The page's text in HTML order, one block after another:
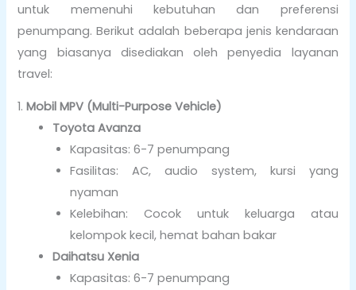
untuk memenuhi kebutuhan dan preferensi
penumpang. Berikut adalah beberapa jenis kendaraan
yang biasanya disediakan oleh penyedia layanan
travel:
1.Mobil MPV (Multi-Purpose Vehicle)
Toyota Avanza
Kapasitas: 6-7 penumpang
Fasilitas: AC, audio system, kursi yang
nyaman
Kelebihan: Cocok untuk keluarga atau
kelompok kecil, hemat bahan bakar
Daihatsu Xenia
Kapasitas: 6-7 penumpang